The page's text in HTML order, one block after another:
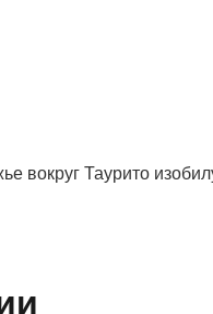
вокруг Таурито